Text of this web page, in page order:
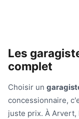
Les
complet
Choisir un
concessionnaire,
juste prix. À